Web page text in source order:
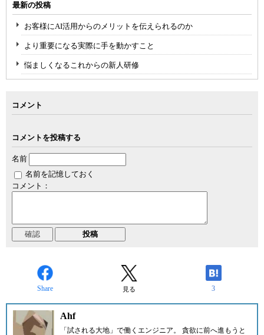
最新の投稿
お客様にAI活用からのメリットを伝えられるのか
より重要になる実際に手を動かすこと
悩ましくなるこれからの新人研修
コメント
コメントを投稿する
名前
名前を記憶しておく
コメント：
Share 見る 3
Ahf
「試される大地」で働くエンジニア。 貪欲に前へ進もうと